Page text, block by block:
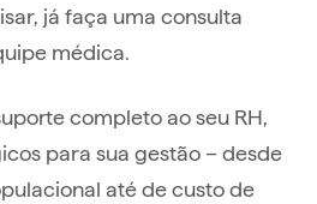
já faça uma consulta
médica.
completo ao seu RH,
para sua gestão – desde
até de custo de